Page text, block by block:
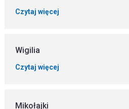
Czytaj więcej
Wigilia
Czytaj więcej
Mikołajki